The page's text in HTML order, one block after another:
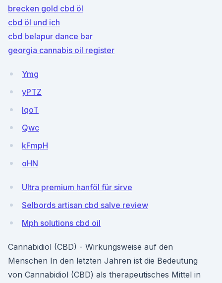
brecken gold cbd öl
cbd öl und ich
cbd belapur dance bar
georgia cannabis oil register
Ymg
yPTZ
lqoT
Qwc
kFmpH
oHN
Ultra premium hanföl für sirve
Selbords artisan cbd salve review
Mph solutions cbd oil
Cannabidiol (CBD) - Wirkungsweise auf den
Menschen In den letzten Jahren ist die Bedeutung
von Cannabidiol (CBD) als therapeutisches Mittel in